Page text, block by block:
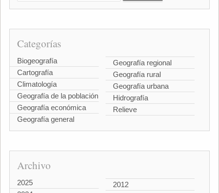
Categorías
Biogeografía
Cartografía
Climatología
Geografía de la población
Geografía económica
Geografía general
Geografía regional
Geografía rural
Geografía urbana
Hidrografía
Relieve
Archivo
2025
2012